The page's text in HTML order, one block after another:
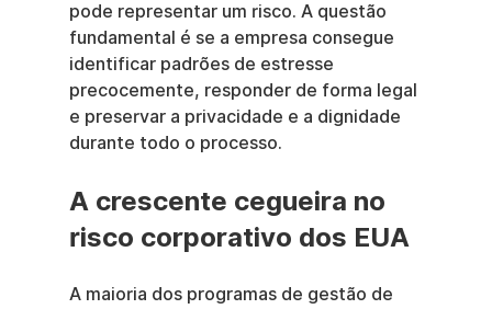
pode representar um risco. A questão
fundamental é se a empresa consegue
identificar padrões de estresse
precocemente, responder de forma legal
e preservar a privacidade e a dignidade
durante todo o processo.
A crescente cegueira no
risco corporativo dos EUA
A maioria dos programas de gestão de